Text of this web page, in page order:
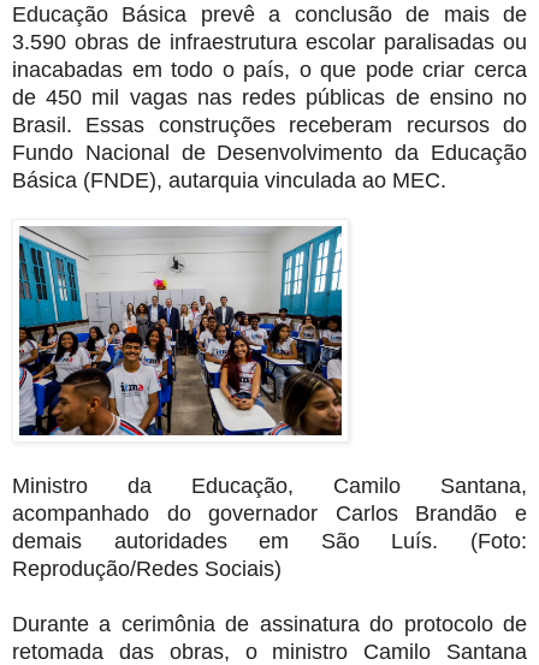
Educação Básica prevê a conclusão de mais de
3.590 obras de infraestrutura escolar paralisadas ou
inacabadas em todo o país, o que pode criar cerca
de 450 mil vagas nas redes públicas de ensino no
Brasil. Essas construções receberam recursos do
Fundo Nacional de Desenvolvimento da Educação
Básica (FNDE), autarquia vinculada ao MEC.
Ministro da Educação, Camilo Santana,
acompanhado do governador Carlos Brandão e
demais autoridades em São Luís. (Foto:
Reprodução/Redes Sociais)
Durante a cerimônia de assinatura do protocolo de
retomada das obras, o ministro Camilo Santana